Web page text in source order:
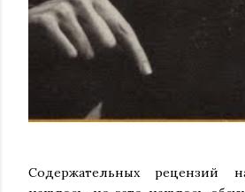
Содержательных рецензий